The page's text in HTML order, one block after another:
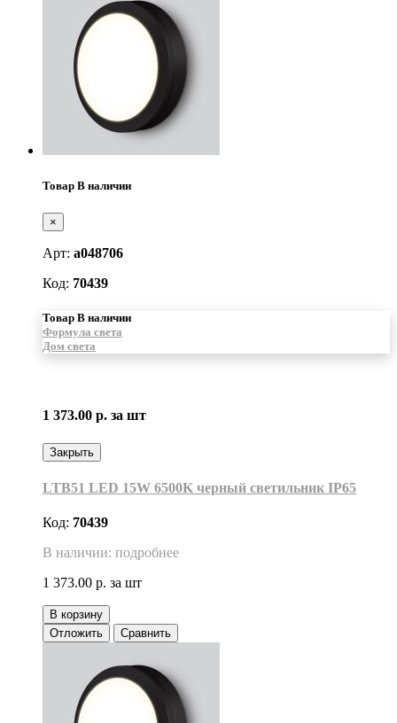
Товар В наличии
×
Арт: a048706
Код: 70439
Товар В наличии
Формула света
Дом света
1 373.00 р. за шт
Закрыть
LTB51 LED 15W 6500K черный светильник IP65
Код: 70439
В наличии: подробнее
1 373.00 р. за шт
В корзину
Отложить
Сравнить